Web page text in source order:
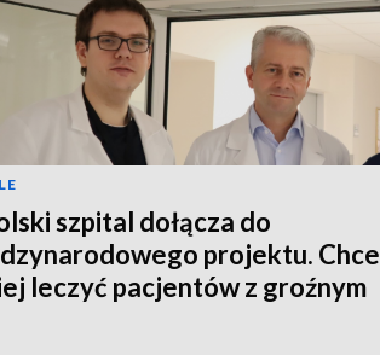
szpital dołącza do
projektu. Chce
leczyć pacjentów z groźnym